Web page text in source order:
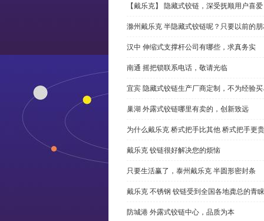
【戴乐克】 隐藏式铰链，深受抚顺用户喜
滁州戴乐克 半隐藏式铰链呢？只要以前的
汉中 伸缩式支撑杆公司有哪些，求真务实
南通 摇把锁联系电话，敬请光临
宜宾 隐藏式铰链生产厂商定制，不为经验
巢湖 外露式铰链哪里有卖的，创新致远
为什么戴乐克 桥式把手比其他 桥式把手更
戴乐克 铰链很好解决您的烦恼
只要生活赢了，泰州戴乐克 半圆形密封条
戴乐克 不锈钢 铰链受到全国各地龚总的青睐
防城港 外露式铰链中心，品质为本